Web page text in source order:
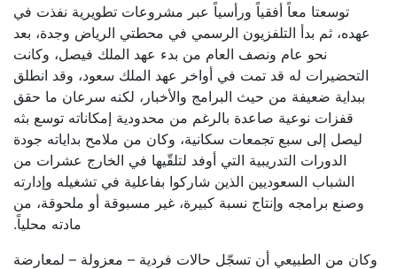
توسعتا معاً أفقياً ورأسياً عبر مشروعات تطويرية نفذت في
عهده، ثم بدأ التلفزيون الرسمي في محطتي الرياض وجدة، بعد
نحو عام ونصف العام من بدء عهد الملك فيصل، وكانت
التحضيرات له قد تمت في أواخر عهد الملك سعود، وقد انطلق
ببداية ضعيفة من حيث البرامج والأخبار، لكنه سرعان ما حقق
قفزات نوعية صاعدة بالرغم من محدودية إمكاناته توسع بثه
ليصل إلى سبع تجمعات سكانية، وكان من ملامح بداياته جودة
الدورات التدريبية التي أوفد لتلقّيها في الخارج عشرات من
الشباب السعوديين الذين شاركوا بفاعلية في تشغيله وإدارته
وصنع برامجه وإنتاج نسبة كبيرة، غير مسبوقة أو ملحوقة، من
مادته محلياً.
وكان من الطبيعي أن تسجّل حالات فردية – معزولة – لمعارضة